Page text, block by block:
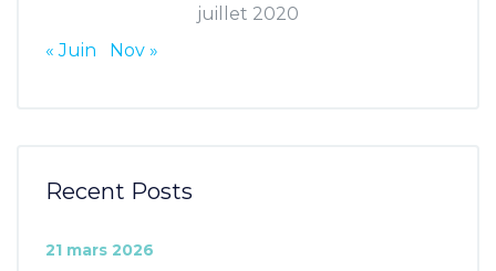
juillet 2020
« Juin Nov »
Recent Posts
21 mars 2026